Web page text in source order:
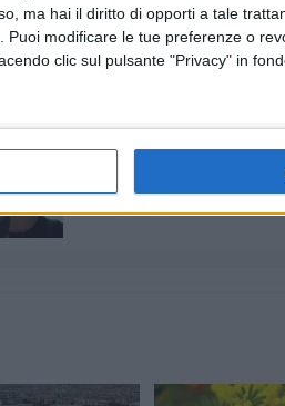
ma hai il diritto di opporti a tale
modificare le tue preferenze o
clic sul pulsante "Privacy" in
ridimensionamento delle zone
L'appello della moglie di
Racanati alla ministra
«Non dimenticatelo»